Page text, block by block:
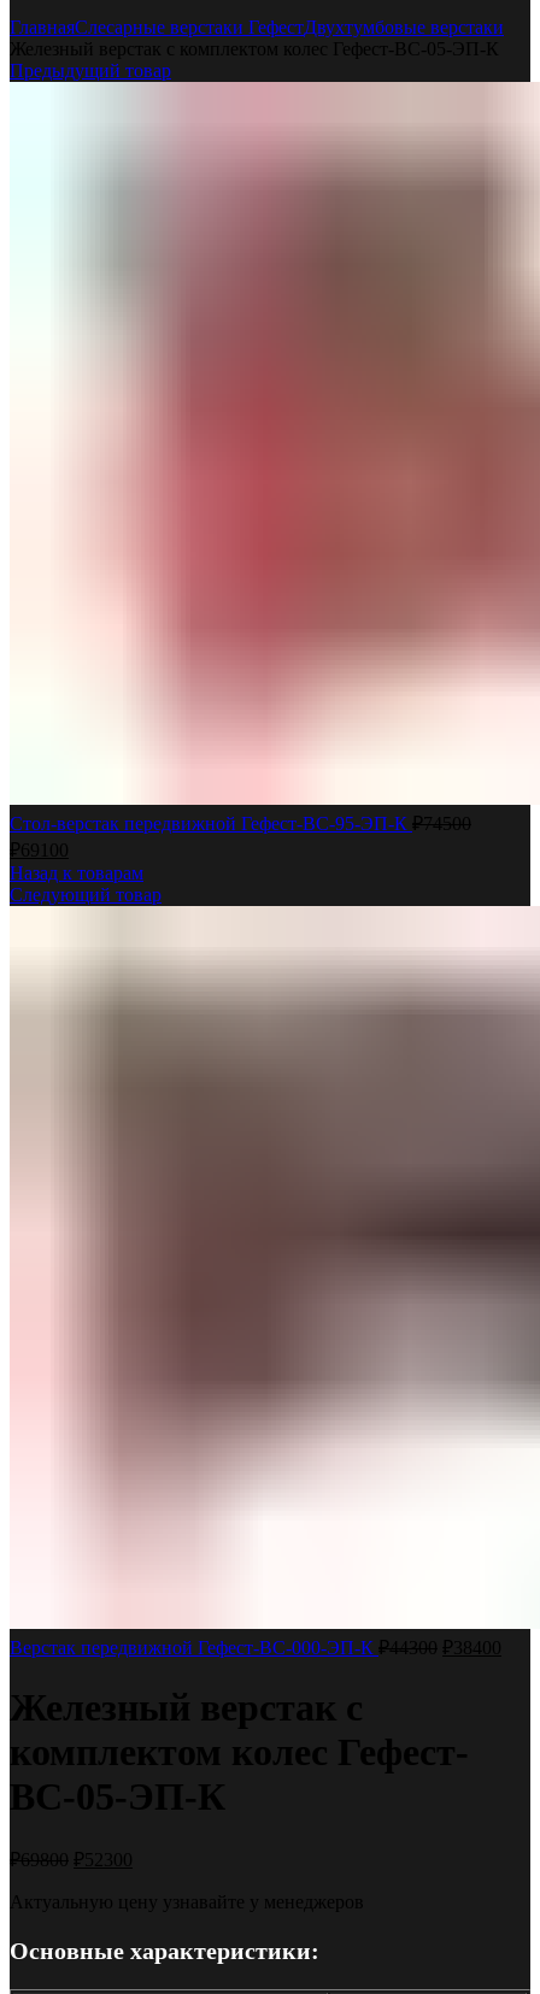
ГлавнаяСлесарные верстаки ГефестДвухтумбовые верстаки
Железный верстак с комплектом колес Гефест-ВС-05-ЭП-К
Предыдущий товар
Стол-верстак передвижной Гефест-ВС-95-ЭП-К ₽74500
₽69100
Назад к товарам
Следующий товар
Верстак передвижной Гефест-ВС-000-ЭП-К ₽44300 ₽ 38400
Железный верстак с
комплектом колес Гефест-
ВС-05-ЭП-К
₽69800 ₽52300
Актуальную цену узнавайте у менеджеров
Основные характеристики: